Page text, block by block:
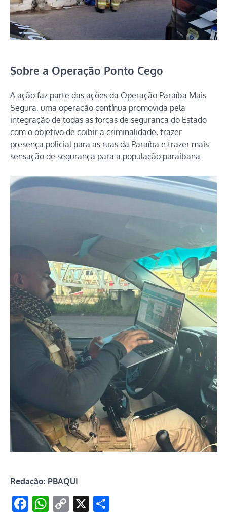
Sobre a Operação Ponto Cego
A ação faz parte das ações da Operação Paraíba Mais
Segura, uma operação contínua promovida pela
integração de todas as forças de segurança do Estado
com o objetivo de coibir a criminalidade, trazer
presença policial para as ruas da Paraíba e trazer mais
sensação de segurança para a população paraibana.
Redação: PBAQUI
Facebook
WhatsApp
Copy
X